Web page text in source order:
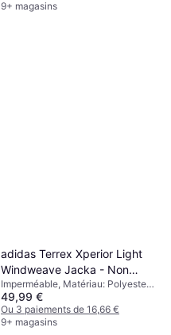
9+ magasins
adidas Terrex Xperior Light
Windweave Jacka - Non
Dyed
Imperméable, Matériau: Polyester,
Imperméable, Poches
49,99 €
Ou 3 paiements de 16,66 €
9+ magasins